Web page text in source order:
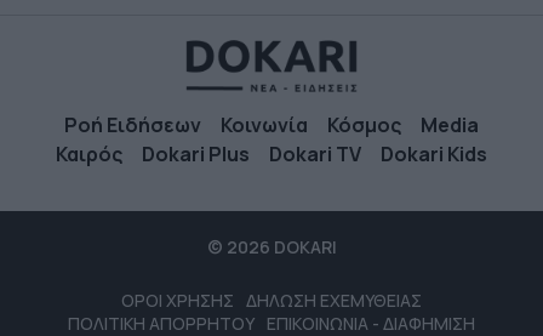
Ροή Ειδήσεων Κοινωνία Κόσμος
Media
Καιρός
Dokari Plus Dokari TV Dokari Kids
© 2026 DOKARI
ΟΡΟΙ ΧΡΗΣΗΣ ΔΗΛΩΣΗ ΕΧΕΜΥΘΕΙΑΣ
ΠΟΛΙΤΙΚΗ ΑΠΟΡΡΗΤΟΥ ΕΠΙΚΟΙΝΩΝΙΑ - ΔΙΑΦΗΜΙΣΗ